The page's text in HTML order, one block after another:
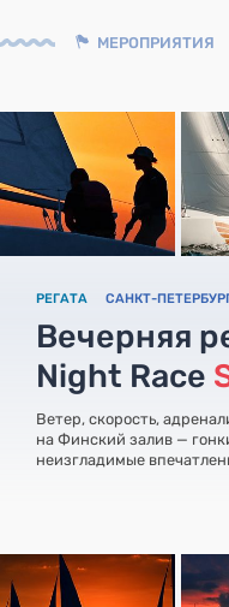
МЕРОПРИЯТИЯ
РЕГАТА САНКТ-
Вечерняя
Night Race
Ветер, скорость,
на Финский залив —
неизгладимые